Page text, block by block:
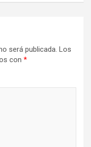
será publicada. Los
con *